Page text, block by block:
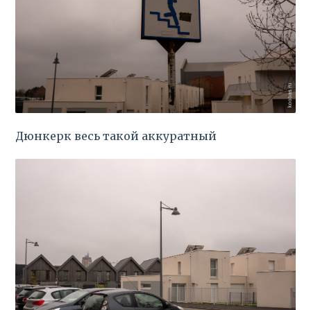
Дюнкерк весь такой аккуратный